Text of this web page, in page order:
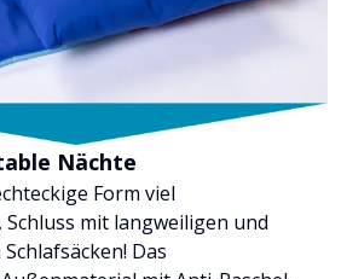
Nächte
Form viel
mit langweiligen und
Das